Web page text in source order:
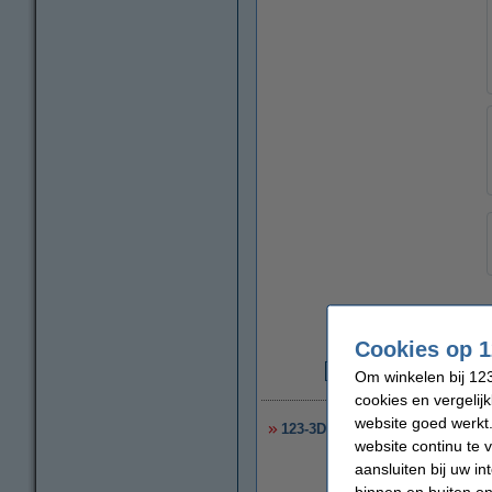
123-3D flexibel PEO & PEI
Cookies op
Om winkelen bij
cookies en
website goed
website continu te
aansluiten bij uw